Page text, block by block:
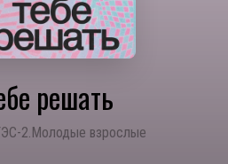
решать
2.Молодые взрослые